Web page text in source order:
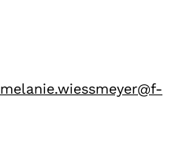
melanie.wiessmeyer@f-